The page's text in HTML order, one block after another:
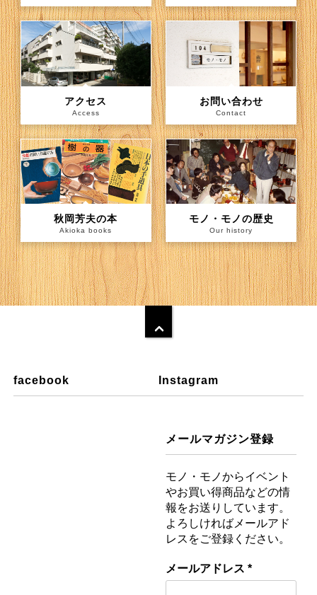
アクセス
Access
お問い合わせ
Contact
秋岡芳夫の本
Akioka books
モノ・モノの歴史
Our history
facebook Instagram
メールマガジン登録
モノ・モノからイベント
やお買い得商品などの情
報をお送りしています。
よろしければメールアド
レスをご登録ください。
メールアドレス *